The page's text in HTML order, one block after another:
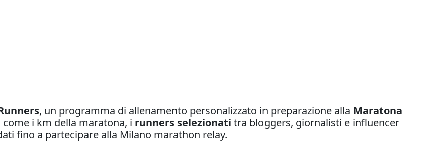
, un programma di allenamento personalizzato in preparazione alla Maratona
i km della maratona, i runners selezionati tra bloggers, giornalisti e influencer
fino a partecipare alla Milano marathon relay.